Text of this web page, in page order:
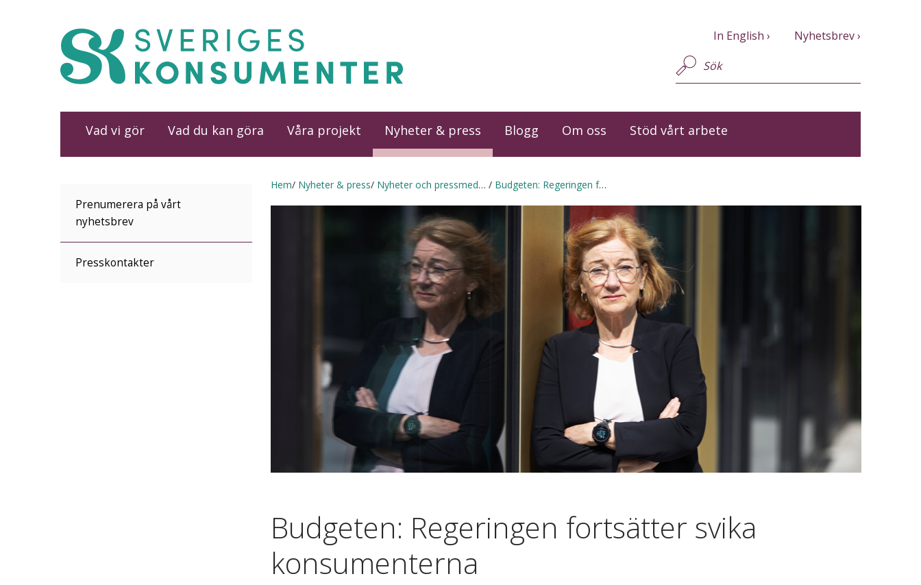
Vad vi gör Vad du kan göra Våra projekt Nyheter & press
Prenumerera på vårt
nyhetsbrev
Presskontakter
Blogg Om oss Stöd vårt arbete
In English Nyhetsbrev
Hem Nyheter & press Nyheter och pressmeddelanden Budgeten: Regeringen fortsätter svika konsumenterna
Budgeten: Regeringen fortsätter svika
konsumenterna